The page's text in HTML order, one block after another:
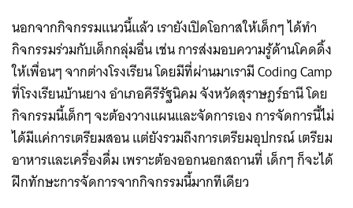
นอกจากกิจกรรมแนวนี้แล้ว เรายังเปิดโอกาสให้เด็กๆ ได้ทำ
กิจกรรมร่วมกับเด็กกลุ่มอื่น เช่น การส่งมอบความรู้ด้านโคดดิ้ง
ให้เพื่อนๆ จากต่างโรงเรียน โดยมีที่ผ่านมาเรามี Coding Camp
ที่โรงเรียนบ้านยาง อำเภอคีรีรัฐนิคม จังหวัดสุราษฎร์ธานี โดย
กิจกรรมนี้เด็กๆ จะต้องวางแผนและจัดการเอง การจัดการนี้ไม่
ได้มีแค่การเตรียมสอน แต่ยังรวมถึงการเตรียมอุปกรณ์ เตรียม
อาหารและเครื่องดื่ม เพราะต้องออกนอกสถานที่ เด็กๆ ก็จะได้
ฝึกทักษะการจัดการจากกิจกรรมนี้มากทีเดียว